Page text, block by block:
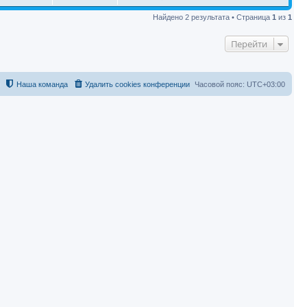
Найдено 2 результата • Страница 1 из 1
Перейти
Часовой пояс: UTC+03:00
Удалить cookies конференции
Наша команда